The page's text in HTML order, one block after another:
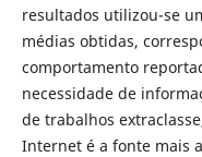
resultados utilizou-se
médias obtidas,
comportamento
necessidade de
de trabalhos
Internet é a fonte mais